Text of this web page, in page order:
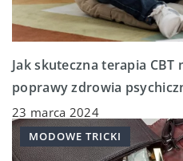
Jak skuteczna terapia
poprawy zdrowia
23 marca 2024
MODOWE TRICKI